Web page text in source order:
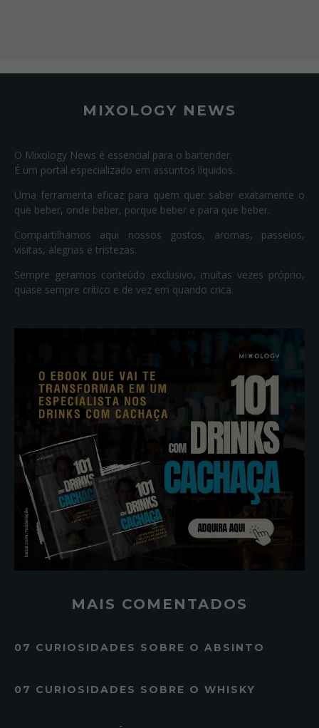
MIXOLOGY NEWS
O Mixology News é essencial para o bartender.
É um portal especializado em assuntos líquidos.
Uma ferramenta eficaz para quem quer saber exatamente o
que beber, onde beber, porque beber e para que beber.
Compartilhamos aqui nossos gostos, aromas, passeios,
visitas, alegrias e tristezas.
Sempre geramos conteúdo exclusivo, muitas vezes próprio,
quase sempre crítico e de vez em quando crica.
MAIS COMENTADOS
07 CURIOSIDADES SOBRE O ABSINTO
07 CURIOSIDADES SOBRE O WHISKY